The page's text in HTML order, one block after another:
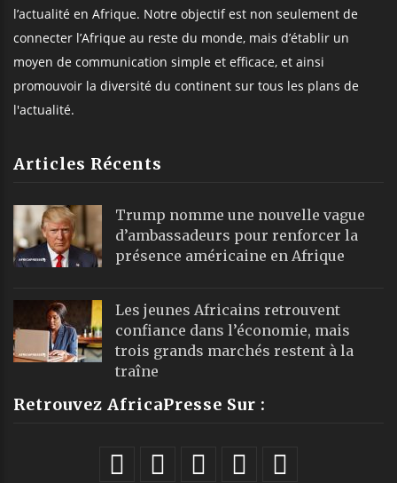
l’actualité en Afrique. Notre objectif est non seulement de
connecter l’Afrique au reste du monde, mais d’établir un
moyen de communication simple et efficace, et ainsi
promouvoir la diversité du continent sur tous les plans de
l'actualité.
Articles Récents
Trump nomme une nouvelle vague
d’ambassadeurs pour renforcer la
présence américaine en Afrique
Les jeunes Africains retrouvent
confiance dans l’économie, mais
trois grands marchés restent à la
traîne
Retrouvez AfricaPresse Sur :